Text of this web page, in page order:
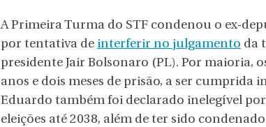
A Primeira Turma do STF condenou o ex-
por tentativa de interferir no julgamento da
presidente Jair Bolsonaro (PL). Por maioria,
anos e dois meses de prisão, a ser cumprida
Eduardo também foi declarado inelegível
eleições até 2038, além de ter sido